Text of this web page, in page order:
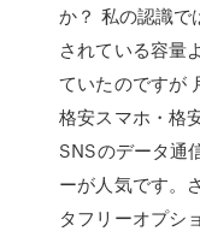
か？ 私の認識
されている容量
ていたのですが
格安スマホ・格
SNSのデータ通
ーが人気です。
タフリーオプシ